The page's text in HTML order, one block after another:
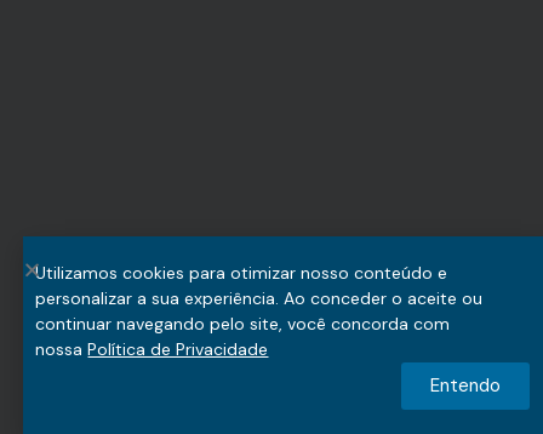
Utilizamos cookies para otimizar nosso conteúdo e
personalizar a sua experiência. Ao conceder o aceite ou
continuar navegando pelo site, você concorda com
nossaPolítica de Privacidade
Entendo